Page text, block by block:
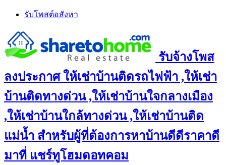
Skip
content
รับโพสต์อสังหา
รับจ้างโพส
ลงประกาศ ให้เช่าบ้านติดรถไฟฟ้า ,ให้เช่า
บ้านติดทางด่วน ,ให้เช่าบ้านใจกลางเมือง
,ให้เช่าบ้านใกล้ทางด่วน ,ให้เช่าบ้านติด
แม่น้ำ สำหรับผู้ที่ต้องการหาบ้านดีดีราคาดี
มาที่ แชร์ทูโฮมดอทคอม